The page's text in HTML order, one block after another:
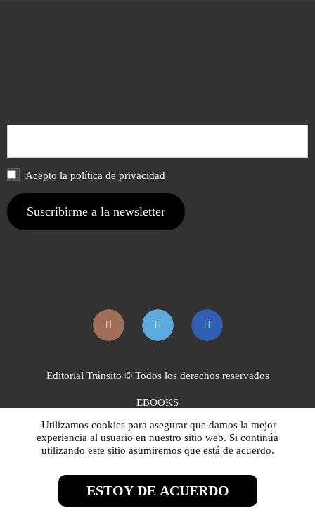
Acepto la política de privacidad
Editorial Tránsito © Todos los derechos reservados
EBOOKS
DISTRIBUCIÓN
AVISO LEGAL
POLÍTICA DE COOKIES
POLÍTICA DE ENVÍO, PAGO Y DEVOLUCIONES
Utilizamos cookies para asegurar que damos la mejor
experiencia al usuario en nuestro sitio web. Si continúa
utilizando este sitio asumiremos que está de acuerdo.
ESTOY DE ACUERDO